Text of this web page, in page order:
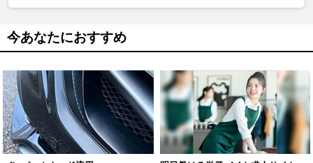
今あなたにおすすめ